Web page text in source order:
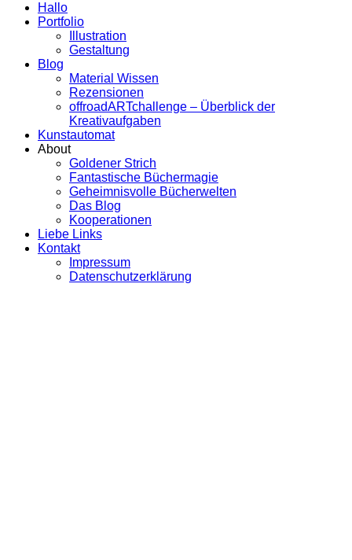
Hallo
Portfolio
Illustration
Gestaltung
Blog
Material Wissen
Rezensionen
offroadARTchallenge – Überblick der
Kreativaufgaben
Kunstautomat
About
Goldener Strich
Fantastische Büchermagie
Geheimnisvolle Bücherwelten
Das Blog
Kooperationen
Liebe Links
Kontakt
Impressum
Datenschutzerklärung